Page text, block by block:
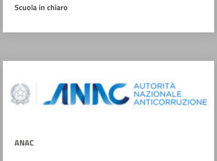
Scuola in chiaro
ANAC